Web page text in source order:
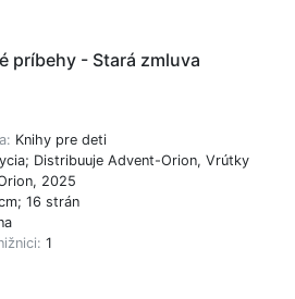
príbehy - Stará zmluva
Knihy pre deti
Distribuuje Advent-Orion, Vrútky
2025
16 strán
1